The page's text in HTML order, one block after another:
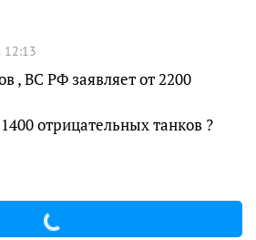
12:13
, ВС РФ заявляет от 2200
отрицательных танков ?